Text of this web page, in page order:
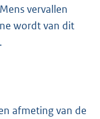
vervallen
wordt van dit
afmeting van de